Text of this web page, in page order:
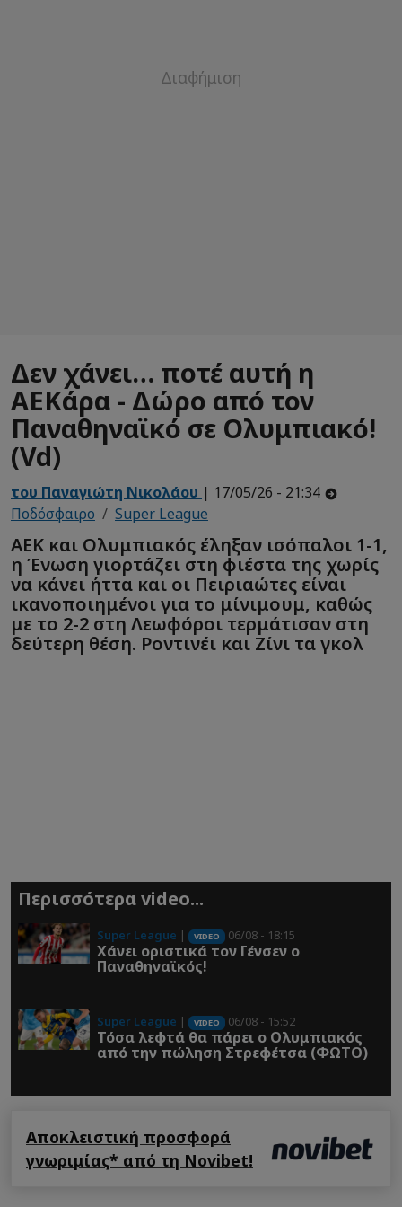
Δεν χάνει… ποτέ αυτή η
ΑΕΚάρα - Δώρο από τον
Παναθηναϊκό σε Ολυμπιακό!
(Vd)
του Παναγιώτη Νικολάου | 17/05/26 - 21:34
Ποδόσφαιρο
Super League
ΑΕΚ και Ολυμπιακός έληξαν ισόπαλοι 1-1,
η Ένωση γιορτάζει στη φιέστα της χωρίς
να κάνει ήττα και οι Πειριαώτες είναι
ικανοποιημένοι για το μίνιμουμ, καθώς
με το 2-2 στη Λεωφόροι τερμάτισαν στη
δεύτερη θέση. Ροντινέι και Ζίνι τα γκολ
Περισσότερα video...
Super League | VIDEO 06/08 - 18:15
Χάνει οριστικά τον Γένσεν ο
Παναθηναϊκός!
Super League | VIDEO 06/08 - 15:52
Τόσα λεφτά θα πάρει ο Ολυμπιακός
από την πώληση Στρεφέτσα (ΦΩΤΟ)
Αποκλειστική προσφορά
γνωριμίας* από τη Novibet!